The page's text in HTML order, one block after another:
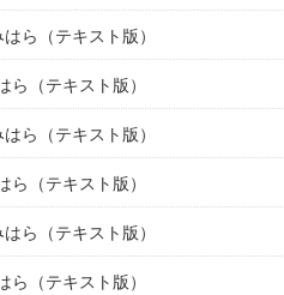
ら（テキスト版）
（テキスト版）
ら（テキスト版）
（テキスト版）
ら（テキスト版）
（テキスト版）